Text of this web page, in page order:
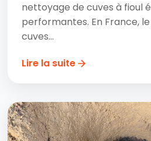
nettoyage de cuves à fioul
performantes. En France,
cuves...
Lire la suite